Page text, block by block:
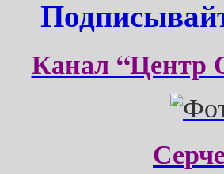
Канал “Центр